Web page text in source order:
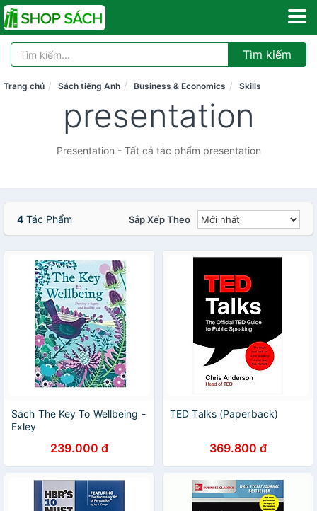
Tìm kiếm
Trang chủ Sách tiếng Anh Business & Economics Skills
presentation
Presentation - Tất cả tác phẩm presentation
4 Tác Phẩm Sắp Xếp Theo
Sách The Key To Wellbeing -
Exley
239.000 đ
TED Talks (Paperback)
369.800 đ